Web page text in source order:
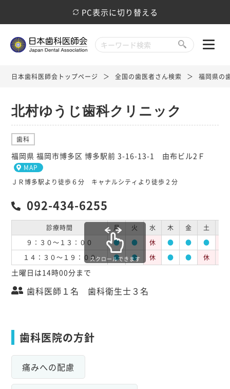
PC表示に切り替える
日本歯科医師会トップページ 全国の歯医者さん検索 福岡県の
北村ゆうじ歯科クリニック
歯科
福岡県 福岡市博多区 博多駅前 3-16-13-1 由布ビル2Ｆ
MAP
ＪＲ博多駅より徒歩６分 キャナルシティより徒歩２分
092-434-6255
診療時間 月 火 水 木 金 土
９：３０～１３：００
● ● 休 ● ● ●
１４：３０～１９：００
● ● 休 ● ● 休
スクロールできます
土曜日は14時00分まで
歯科医師１名 歯科衛生士３名
歯科医院の方針
痛みへの配慮